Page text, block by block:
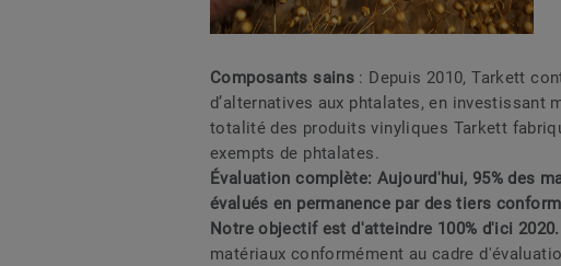
Composants sains : Depuis 2010, Tarkett
d’alternatives aux phtalates, en investissant
totalité des produits vinyliques Tarkett
exempts de phtalates.
Évaluation complète: Aujourd'hui, 95% des
évalués en permanence par des tiers
Notre objectif est d'atteindre 100% d'ici
matériaux conformément au cadre